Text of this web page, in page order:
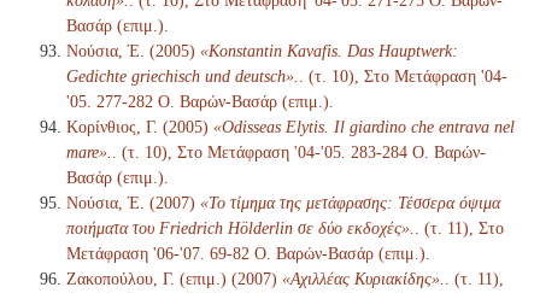
Βασάρ (επιμ.).
Νούσια, Έ. (2005) «Konstantin Kavafis. Das Hauptwerk:
Gedichte griechisch und deutsch».
. (τ. 10), Στο Μετάφραση '04-
'05. 277-282 Ο. Βαρών-Βασάρ (επιμ.).
Κορίνθιος, Γ. (2005) «Odisseas Elytis. Il giardino che entrava nel
mare».
. (τ. 10), Στο Μετάφραση '04-'05. 283-284 Ο. Βαρών-
Βασάρ (επιμ.).
Νούσια, Έ. (2007) «Το τίμημα της μετάφρασης: Τέσσερα όψιμα
ποιήματα του Friedrich Hölderlin σε δύο εκδοχές».
. (τ. 11), Στο
Μετάφραση '06-'07. 69-82 Ο. Βαρών-Βασάρ (επιμ.).
Ζακοπούλου, Γ. (επιμ.) (2007) «Αχιλλέας Κυριακίδης».
. (τ. 11),